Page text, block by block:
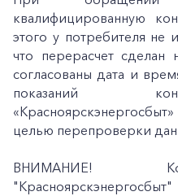
квалифицированную
этого у потребителя не
что перерасчет
согласованы дата и
показаний
целью перепроверки
ВНИМАНИЕ!